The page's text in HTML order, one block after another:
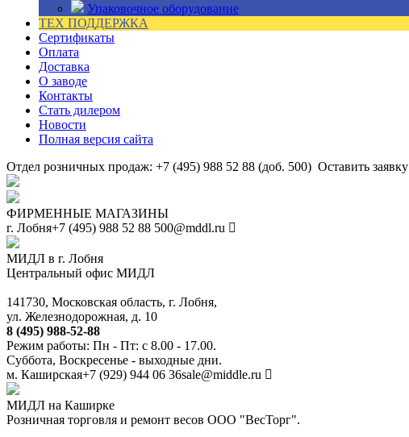
Упаковочное оборудование
ТЕХ ПОДДЕРЖКА
Сертификаты
Оплата
Доставка
О заводе
Контакты
Стать дилером
Новости
Полная версия сайта
Отдел розничных продаж: +7 (495) 988 52 88 (доб. 500) Оставить заявку
ФИРМЕННЫЕ МАГАЗИНЫ
г. Лобня+7 (495) 988 52 88 500@mddl.ru
МИДЛ в г. Лобня
Центральный офис МИДЛ
141730, Московская область, г. Лобня,
ул. Железнодорожная, д. 10
8 (495) 988-52-88
Режим работы: Пн - Пт: с 8.00 - 17.00.
Суббота, Воскресенье - выходные дни.
м. Каширская+7 (929) 944 06 36sale@middle.ru
МИДЛ на Каширке
Розничная торговля и ремонт весов ООО "ВесТорг".